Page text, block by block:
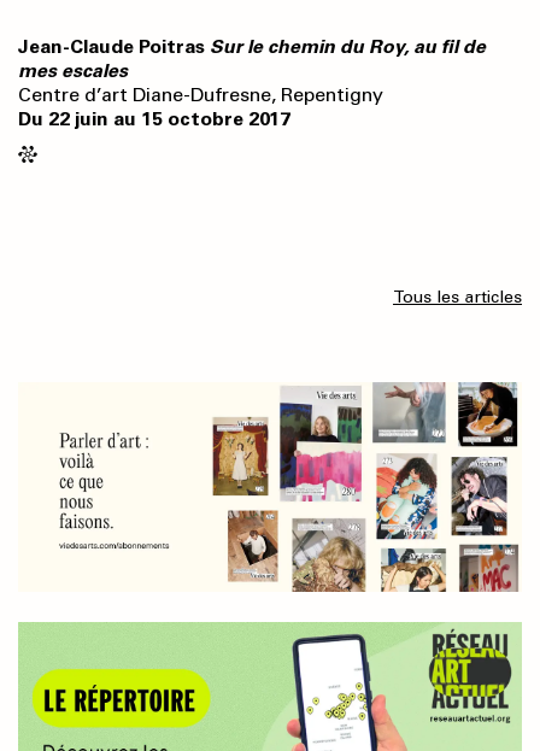
Jean-Claude Poitras Sur le chemin du Roy, au fil de
mes escales
Centre d’art Diane-Dufresne, Repentigny
Du 22 juin au 15 octobre 2017
Tous les articles